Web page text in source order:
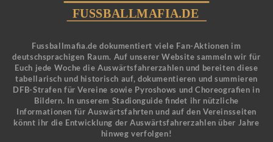
Fussballmafia.de dokumentiert viele Fan-Aktionen im
deutschsprachigen Raum. Auf unserer Website sammeln wir für
Euch jede Woche die Auswärtsfahrerzahlen und bereiten diese
tabellarisch und historisch auf, dokumentieren und summieren
DFB-Strafen für Vereine sowie Pyroshows und Choreografien in
Bildern. In unserem Stadionguide findet ihr nützliche
Informationen für Auswärtsfahrten und auf den Vereinsseiten
könnt ihr die Entwicklung der Auswärtsfahrerzahlen über Jahre
hinweg verfolgen!